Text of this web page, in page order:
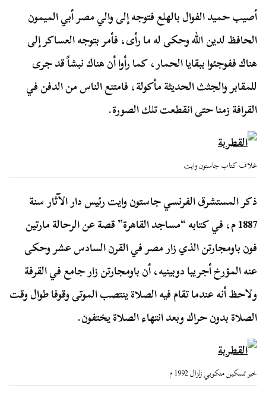
أصيب حميد الفوال بالهلع فتوجه إلى والي مصر أبي الميمون
الحافظ لدين الله وحكى له ما رأى، فأمر بتوجه العساكر إلى
هناك ففوجئوا ببقايا الحمار، كما رأوا أن هناك نبشاً قد جرى
للمقابر والجثث الحديثة مأكولة، فامتنع الناس من الدفن في
القرافة زمنا حتى انقطعت تلك الصورة.
غلاف كتاب جاستون وايت
ذكر المستشرق الفرنسي جاستون وايت رئيس دار الآثار سنة
1887 م، في كتابه “مساجد القاهرة” قصة عن الرحالة مارتين
فون باومجارتن الذي زار مصر في القرن السادس عشر وحكى
عنه المؤرخ أجريبا دوبينيه، أن باومجارتن زار جامع في القرفة
ولاحظ أنه عندما تقام فيه الصلاة ينتصب الموتى وقوفا طوال وقت
الصلاة بدون حراك وبعد انتهاء الصلاة يختفون.
خبر تسكين منكوبي زلزال 1992 م